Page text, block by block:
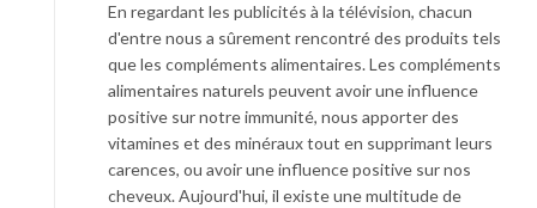
En regardant les publicités à la télévision, chacun
d'entre nous a sûrement rencontré des produits tels
que les compléments alimentaires. Les compléments
alimentaires naturels peuvent avoir une influence
positive sur notre immunité, nous apporter des
vitamines et des minéraux tout en supprimant leurs
carences, ou avoir une influence positive sur nos
cheveux. Aujourd'hui, il existe une multitude de